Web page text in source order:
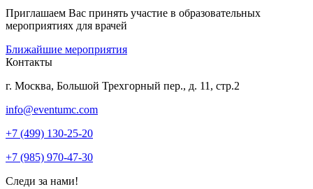
Приглашаем Вас принять участие в образовательных
мероприятиях для врачей
Ближайшие мероприятия
Контакты
г. Москва, Большой Трехгорный пер., д. 11, стр.2
info@eventumc.com
+7 (499) 130-25-20
+7 (985) 970-47-30
Следи за нами!